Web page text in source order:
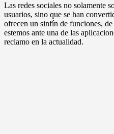
Las redes sociales no solamente
usuarios, sino que se han
ofrecen un sinfín de funciones,
estemos ante una de las
reclamo en la actualidad.